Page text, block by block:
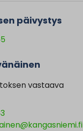
päivystys
vastaava